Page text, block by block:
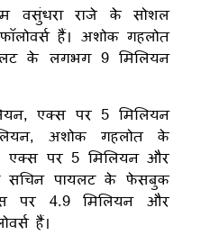
वसुंधरा राजे के सोशल
हैं। अशोक गहलोत
के लगभग 9 मिलियन
एक्स पर 5 मिलियन
अशोक गहलोत के
पर 5 मिलियन और
सचिन पायलट के फेसबुक
पर 4.9 मिलियन और
हैं।